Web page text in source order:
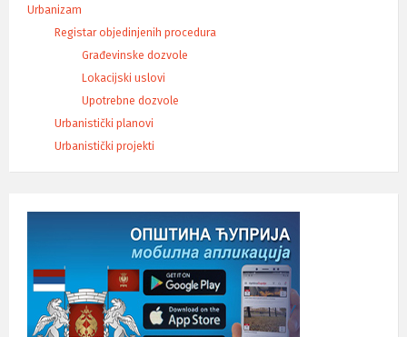
Urbanizam
Registar objedinjenih procedura
Građevinske dozvole
Lokacijski uslovi
Upotrebne dozvole
Urbanistički planovi
Urbanistički projekti